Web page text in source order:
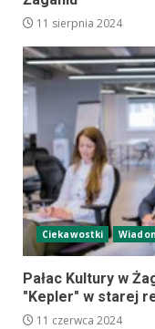
11 sierpnia 2024
Ciekawostki
Pałac Kultury w
"Kepler" w starej
11 czerwca 2024